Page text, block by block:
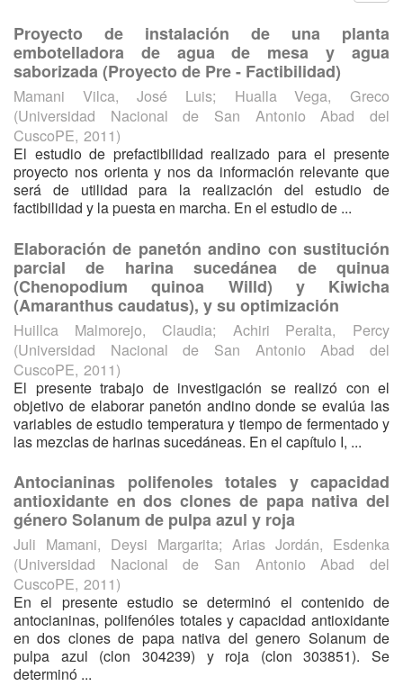
Proyecto de instalación de una planta
embotelladora de agua de mesa y agua
saborizada (Proyecto de Pre - Factibilidad)
Mamani Vilca, José Luis; Hualla Vega, Greco
(Universidad Nacional de San Antonio Abad del
CuscoPE, 2011)
El estudio de prefactibilidad realizado para el presente
proyecto nos orienta y nos da información relevante que
será de utilidad para la realización del estudio de
factibilidad y la puesta en marcha. En el estudio de ...
Elaboración de panetón andino con sustitución
parcial de harina sucedánea de quinua
(Chenopodium quinoa Willd) y Kiwicha
(Amaranthus caudatus), y su optimización
Huillca Malmorejo, Claudia; Achiri Peralta, Percy
(Universidad Nacional de San Antonio Abad del
CuscoPE, 2011)
El presente trabajo de investigación se realizó con el
objetivo de elaborar panetón andino donde se evalúa las
variables de estudio temperatura y tiempo de fermentado y
las mezclas de harinas sucedáneas. En el capítulo I, ...
Antocianinas polifenoles totales y capacidad
antioxidante en dos clones de papa nativa del
género Solanum de pulpa azul y roja
Juli Mamani, Deysi Margarita; Arias Jordán, Esdenka
(Universidad Nacional de San Antonio Abad del
CuscoPE, 2011)
En el presente estudio se determinó el contenido de
antocianinas, polifenóles totales y capacidad antioxidante
en dos clones de papa nativa del genero Solanum de
pulpa azul (clon 304239) y roja (clon 303851). Se
determinó ...